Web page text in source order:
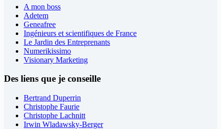
A mon boss
Adetem
Geneafree
Ingénieurs et scientifiques de France
Le Jardin des Entreprenants
Numerikissimo
Visionary Marketing
Des liens que je conseille
Bertrand Duperrin
Christophe Faurie
Christophe Lachnitt
Irwin Wladawsky-Berger